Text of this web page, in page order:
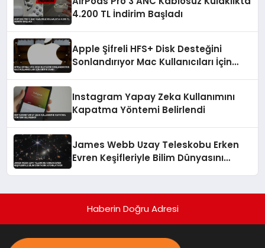
4.200 TL İndirim Başladı
Apple Şifreli HFS+ Disk Desteğini
Sonlandırıyor Mac Kullanıcıları İçin
Instagram Yapay Zeka Kullanımını
Kapatma Yöntemi Belirlendi
James Webb Uzay Teleskobu Erken
Evren Keşifleriyle Bilim Dünyasını
Haberin Doğru Adresi